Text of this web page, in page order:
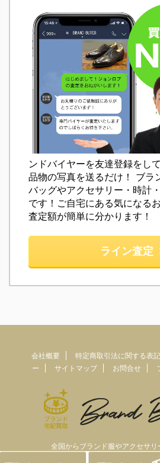
ンドバイヤーを友達登録をし
品物の写真を送るだけ！ ブラ
バッグやアクセサリー・時計
です！ご自宅にある気になる
査定額が簡単に分かります！
ライン査定
会社概要 特定商取引法に関する表記
ー
サイトマップ お問合せ
全国からブランド服やアクセサリ